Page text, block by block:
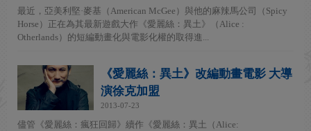
最近，亞美利堅·麥基（American McGee）與他的麻辣馬公司（Spicy
Horse）正在為其最新遊戲大作《愛麗絲：異土》（Alice :
Otherlands）的短編動畫化與電影化權的取得進...
《愛麗絲：異土》改編動畫電影 大導
演徐克加盟
2013-07-23
儘管《愛麗絲：瘋狂回歸》續作《愛麗絲：異土（Alice: